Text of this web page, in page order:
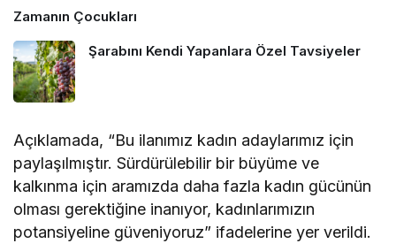
Zamanın Çocukları
Şarabını Kendi Yapanlara Özel Tavsiyeler
Açıklamada, “Bu ilanımız kadın adaylarımız için
paylaşılmıştır. Sürdürülebilir bir büyüme ve
kalkınma için aramızda daha fazla kadın gücünün
olması gerektiğine inanıyor, kadınlarımızın
potansiyeline güveniyoruz” ifadelerine yer verildi.